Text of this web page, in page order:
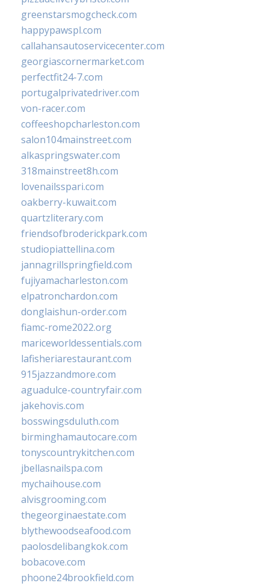
greenstarsmogcheck.com
happypawspl.com
callahansautoservicecenter.com
georgiascornermarket.com
perfectfit24-7.com
portugalprivatedriver.com
von-racer.com
coffeeshopcharleston.com
salon104mainstreet.com
alkaspringswater.com
318mainstreet8h.com
lovenailsspari.com
oakberry-kuwait.com
quartzliterary.com
friendsofbroderickpark.com
studiopiattellina.com
jannagrillspringfield.com
fujiyamacharleston.com
elpatronchardon.com
donglaishun-order.com
fiamc-rome2022.org
mariceworldessentials.com
lafisheriarestaurant.com
915jazzandmore.com
aguadulce-countryfair.com
jakehovis.com
bosswingsduluth.com
birminghamautocare.com
tonyscountrykitchen.com
jbellasnailspa.com
mychaihouse.com
alvisgrooming.com
thegeorginaestate.com
blythewoodseafood.com
paolosdelibangkok.com
bobacove.com
phoone24brookfield.com